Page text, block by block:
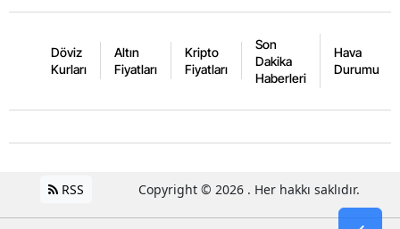
Düzce
Döviz
Kurları
Altın
Fiyatları
Kripto
Fiyatları
Son
Dakika
Haberleri
Hava
Durumu
RSS Copyright © 2026 . Her hakkı saklıdır.